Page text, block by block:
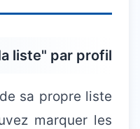
liste" par profil
sa propre liste
marquer les